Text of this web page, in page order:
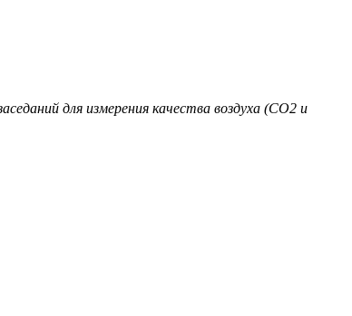
для измерения качества воздуха (СO2 и